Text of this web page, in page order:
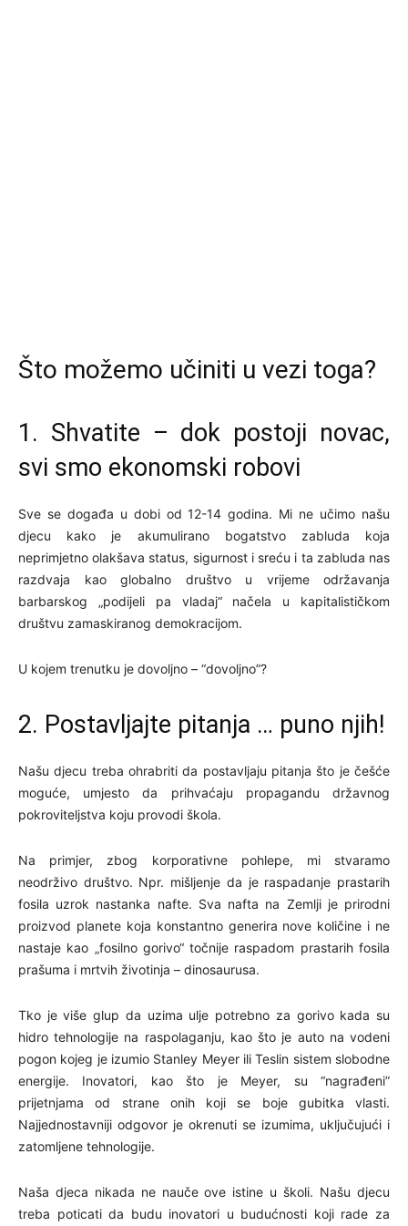
Što možemo učiniti u vezi toga?
1. Shvatite – dok postoji novac,
svi smo ekonomski robovi
Sve se događa u dobi od 12-14 godina. Mi ne učimo našu
djecu kako je akumulirano bogatstvo zabluda koja
neprimjetno olakšava status, sigurnost i sreću i ta zabluda nas
razdvaja kao globalno društvo u vrijeme održavanja
barbarskog „podijeli pa vladaj“ načela u kapitalističkom
društvu zamaskiranog demokracijom.
U kojem trenutku je dovoljno – “dovoljno”?
2. Postavljajte pitanja … puno njih!
Našu djecu treba ohrabriti da postavljaju pitanja što je češće
moguće, umjesto da prihvaćaju propagandu državnog
pokroviteljstva koju provodi škola.
Na primjer, zbog korporativne pohlepe, mi stvaramo
neodrživo društvo. Npr. mišljenje da je raspadanje prastarih
fosila uzrok nastanka nafte. Sva nafta na Zemlji je prirodni
proizvod planete koja konstantno generira nove količine i ne
nastaje kao „fosilno gorivo“ točnije raspadom prastarih fosila
prašuma i mrtvih životinja – dinosaurusa.
Tko je više glup da uzima ulje potrebno za gorivo kada su
hidro tehnologije na raspolaganju, kao što je auto na vodeni
pogon kojeg je izumio Stanley Meyer ili Teslin sistem slobodne
energije. Inovatori, kao što je Meyer, su “nagrađeni”
prijetnjama od strane onih koji se boje gubitka vlasti.
Najjednostavniji odgovor je okrenuti se izumima, uključujući i
zatomljene tehnologije.
Naša djeca nikada ne nauče ove istine u školi. Našu djecu
treba poticati da budu inovatori u budućnosti koji rade za